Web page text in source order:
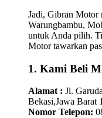
Jadi, Gibran Motor
Warungbambu,
untuk Anda pilih.
Motor tawarkan
1. Kami Beli
Alamat : Jl.
Bekasi,Jawa Barat
Nomor Telepon: